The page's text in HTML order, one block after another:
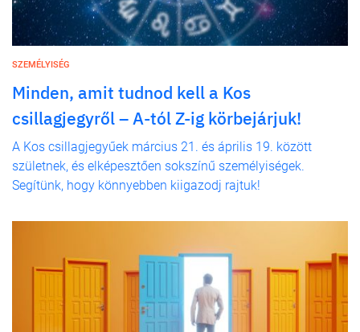
SZEMÉLYISÉG
Minden, amit tudnod kell a Kos
csillagjegyről – A-tól Z-ig körbejárjuk!
A Kos csillagjegyűek március 21. és április 19. között
születnek, és elképesztően sokszínű személyiségek.
Segítünk, hogy könnyebben kiigazodj rajtuk!